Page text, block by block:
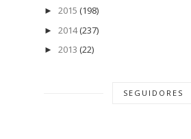
► 2015 (198)
► 2014 (237)
► 2013 (22)
SEGUIDORES